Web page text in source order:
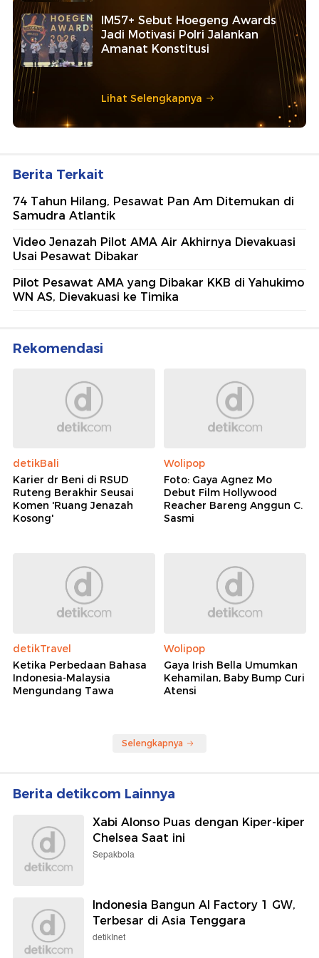
IM57+ Sebut Hoegeng Awards
Jadi Motivasi Polri Jalankan
Amanat Konstitusi
Lihat Selengkapnya
Berita Terkait
74 Tahun Hilang, Pesawat Pan Am Ditemukan di
Samudra Atlantik
Video Jenazah Pilot AMA Air Akhirnya Dievakuasi
Usai Pesawat Dibakar
Pilot Pesawat AMA yang Dibakar KKB di Yahukimo
WN AS, Dievakuasi ke Timika
Rekomendasi
detikBali
Karier dr Beni di RSUD
Ruteng Berakhir Seusai
Komen 'Ruang Jenazah
Kosong'
Wolipop
Foto: Gaya Agnez Mo
Debut Film Hollywood
Reacher Bareng Anggun C.
Sasmi
detikTravel
Ketika Perbedaan Bahasa
Indonesia-Malaysia
Mengundang Tawa
Wolipop
Gaya Irish Bella Umumkan
Kehamilan, Baby Bump Curi
Atensi
Selengkapnya
Berita detikcom Lainnya
Xabi Alonso Puas dengan Kiper-kiper
Chelsea Saat ini
Sepakbola
Indonesia Bangun AI Factory 1 GW,
Terbesar di Asia Tenggara
detikInet